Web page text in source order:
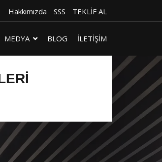
Hakkımızda SSS TEKLİF AL
MEDYA BLOG İLETİŞİM